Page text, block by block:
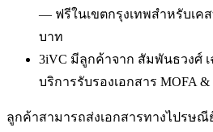
— ฟรีในเขตกรุงเทพสำหรับเค
บาท
3iVC มีลูกค้าจาก สัมพันธวงศ์ เ
บริการรับรองเอกสาร MOFA
ลูกค้าสามารถส่งเอกสารทางไปรษณี